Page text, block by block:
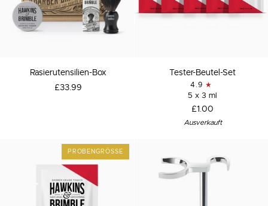
Rasierutensilien-
Rasierutensilien-Box
£33.99
Tester-Beutel-Set
4.9
5 x 3 ml
£1.00
Ausverkauft
PROBENGRÖSSE